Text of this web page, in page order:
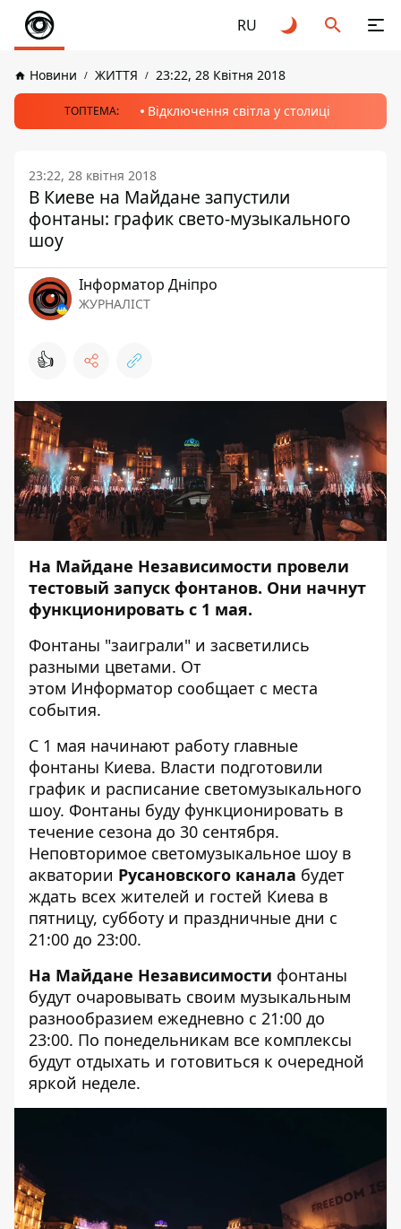
RU
Новини ЖИТТЯ 23:22, 28 Квітня 2018
ТОПТЕМА: Відключення світла у столиці
23:22, 28 квітня 2018
В Киеве на Майдане запустили
фонтаны: график свето-музыкального
шоу
Інформатор Дніпро
ЖУРНАЛІСТ
👍
На Майдане Независимости провели
тестовый запуск фонтанов. Они начнут
функционировать с 1 мая.
Фонтаны "заиграли" и засветились
разными цветами. От
этом Информатор сообщает с места
события.
С 1 мая начинают работу главные
фонтаны Киева. Власти подготовили
график и расписание светомузыкального
шоу. Фонтаны буду функционировать в
течение сезона до 30 сентября.
Неповторимое светомузыкальное шоу в
акватории Русановского канала будет
ждать всех жителей и гостей Киева в
пятницу, субботу и праздничные дни с
21:00 до 23:00.
На Майдане Независимости фонтаны
будут очаровывать своим музыкальным
разнообразием ежедневно с 21:00 до
23:00. По понедельникам все комплексы
будут отдыхать и готовиться к очередной
яркой неделе.